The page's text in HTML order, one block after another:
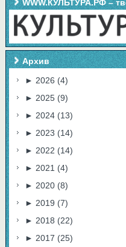
WWW.КУЛЬТУРА.РФ –
Архив
► 2026 (4)
► 2025 (9)
► 2024 (13)
► 2023 (14)
► 2022 (14)
► 2021 (4)
► 2020 (8)
► 2019 (7)
► 2018 (22)
► 2017 (25)